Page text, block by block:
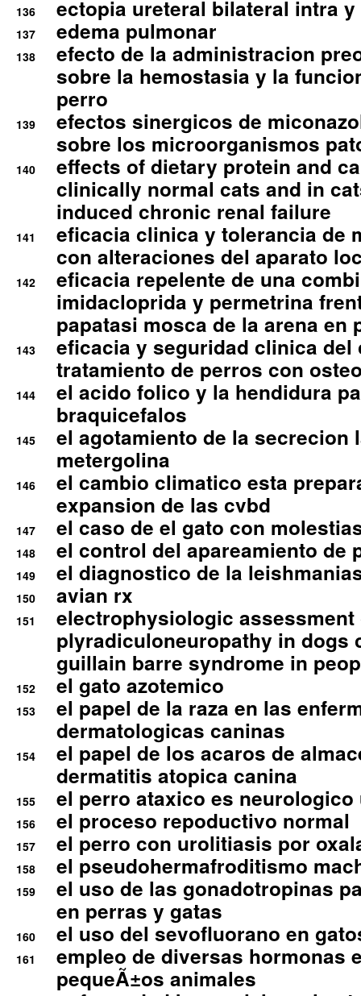
136 ectopia ureteral bilateral intra
137 edema pulmonar
138
efecto de la administracion
sobre la hemostasia y la
perro
139
efectos sinergicos de
sobre los microorganismos
140
effects of dietary protein and
clinically normal cats and in
induced chronic renal failure
141
eficacia clinica y tolerancia de
con alteraciones del aparato
142
eficacia repelente de una
imidacloprida y permetrina
papatasi mosca de la arena en
143
eficacia y seguridad clinica del
tratamiento de perros con
144
el acido folico y la hendidura
braquicefalos
145
el agotamiento de la secrecion
metergolina
146
el cambio climatico esta
expansion de las cvbd
147 el caso de el gato con
148 el control del apareamiento de
149 el diagnostico de la
150 avian rx
151
electrophysiologic assessment
plyradiculoneuropathy in dogs
guillain barre syndrome in
152 el gato azotemico
153
el papel de la raza en las
dermatologicas caninas
154
el papel de los acaros de
dermatitis atopica canina
155 el perro ataxico es
156 el proceso repoductivo normal
157 el perro con urolitiasis por
158 el pseudohermafroditismo
159
el uso de las gonadotropinas
en perras y gatas
160 el uso del sevofluorano en
161
empleo de diversas hormonas
pequeÃ±os animales